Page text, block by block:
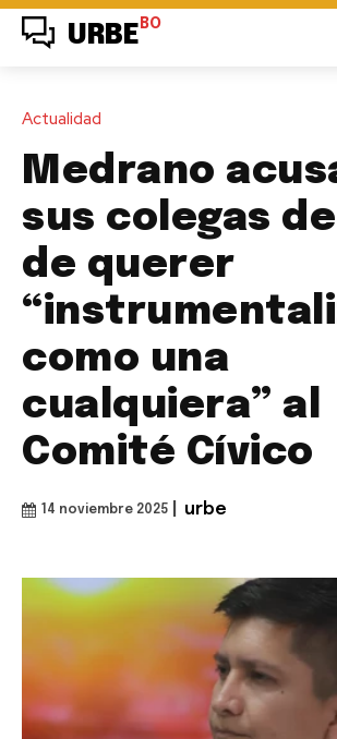
URBE BO
Actualidad
Medrano
sus colegas
de querer
como una
cualquiera” al
Comité Cívico
14 noviembre 2025 urbe